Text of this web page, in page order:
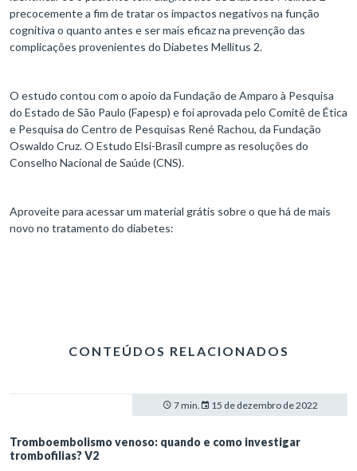
precocemente a fim de tratar os impactos negativos na função
cognitiva o quanto antes e ser mais eficaz na prevenção das
complicações provenientes do Diabetes Mellitus 2.
O estudo contou com o apoio da Fundação de Amparo à Pesquisa
do Estado de São Paulo (Fapesp) e foi aprovada pelo Comitê de Ética
e Pesquisa do Centro de Pesquisas René Rachou, da Fundação
Oswaldo Cruz. O Estudo Elsi-Brasil cumpre as resoluções do
Conselho Nacional de Saúde (CNS).
Aproveite para acessar um material grátis sobre o que há de mais
novo no tratamento do diabetes:
CONTEÚDOS RELACIONADOS
7 min. 15 de dezembro de 2022
Tromboembolismo venoso: quando e como investigar
trombofilias? V2